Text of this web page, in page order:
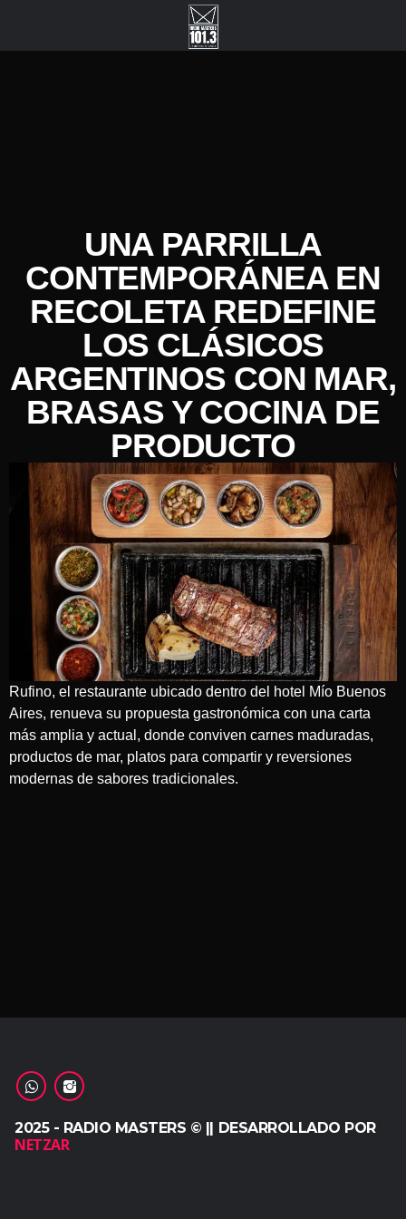
UNA PARRILLA
CONTEMPORÁNEA EN
RECOLETA REDEFINE
LOS CLÁSICOS
ARGENTINOS CON MAR,
BRASAS Y COCINA DE
PRODUCTO
Rufino, el restaurante ubicado dentro del hotel Mío Buenos
Aires, renueva su propuesta gastronómica con una carta
más amplia y actual, donde conviven carnes maduradas,
productos de mar, platos para compartir y reversiones
modernas de sabores tradicionales.
2025 - RADIO MASTERS © || DESARROLLADO POR
NETZAR